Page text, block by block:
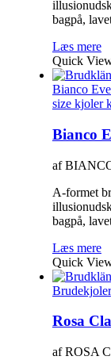
bagpå,
Læs mere
Quick
Bianco
size kjoler
Bianco
af
A-formet
bagpå,
Læs mere
Quick
Brudekjoler
Rosa
af ROSA